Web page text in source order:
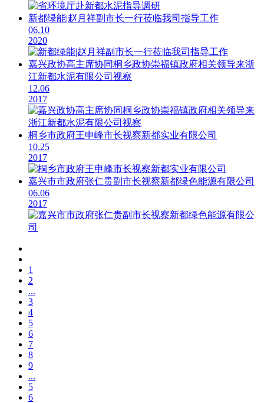
新都绿能|赵月祥副市长一行莅临我司指导工作
06.10
2020
嘉兴政协高主席协同桐乡政协崇福镇政府相关领导来浙
江新都水泥有限公司视察
12.06
2017
桐乡市政府王申峰市长视察新都实业有限公司
10.25
2017
嘉兴市市政府张仁贵副市长视察新都绿色能源有限公司
06.06
2017
1
2
...
3
4
5
6
7
8
9
...
5
6